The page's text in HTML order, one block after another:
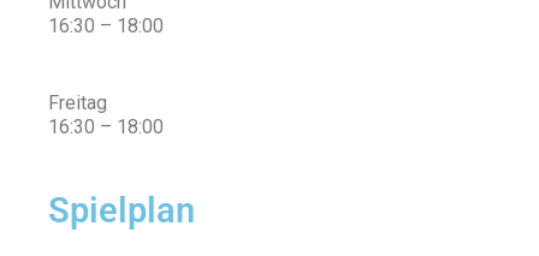
16:30 – 18:00
Freitag
16:30 – 18:00
Spielplan